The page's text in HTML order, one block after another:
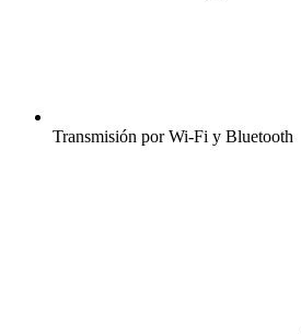
Transmisión por Wi-Fi y Bluetooth